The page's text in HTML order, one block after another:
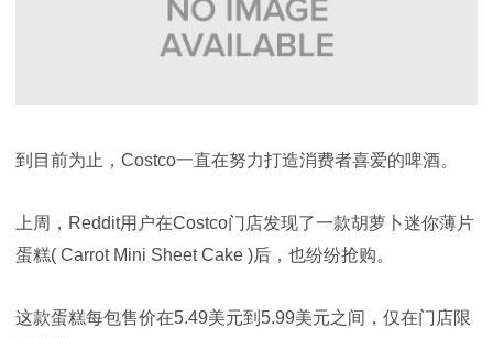
到目前为止，Costco一直在努力打造消费者喜爱的啤酒。
上周，Reddit用户在Costco门店发现了一款​​胡萝卜迷你薄片
蛋糕( Carrot Mini Sheet Cake )后，也纷纷抢购。
这款蛋糕每包售价在5.49美元到5.99美元之间，仅在门店限